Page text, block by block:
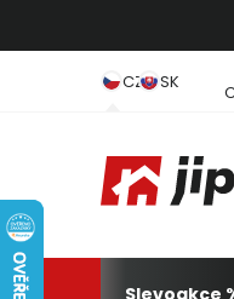
CZ SK
Slevoakce